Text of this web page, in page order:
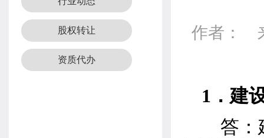
股权转让
资质代办
作者：
1．建
答：建